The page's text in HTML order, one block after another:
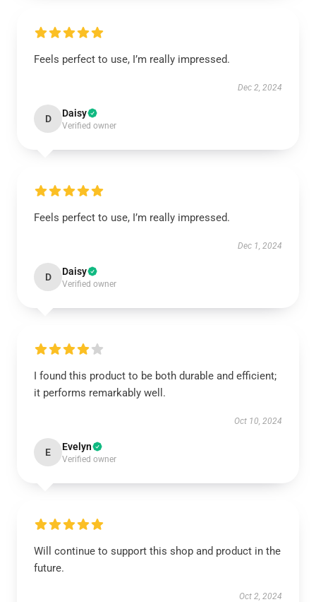
Feels perfect to use, I’m really impressed.
Dec 2, 2024
D Daisy
Verified owner
Feels perfect to use, I’m really impressed.
Dec 1, 2024
D Daisy
Verified owner
I found this product to be both durable and efficient;
it performs remarkably well.
Oct 10, 2024
E Evelyn
Verified owner
Will continue to support this shop and product in the
future.
Oct 2, 2024